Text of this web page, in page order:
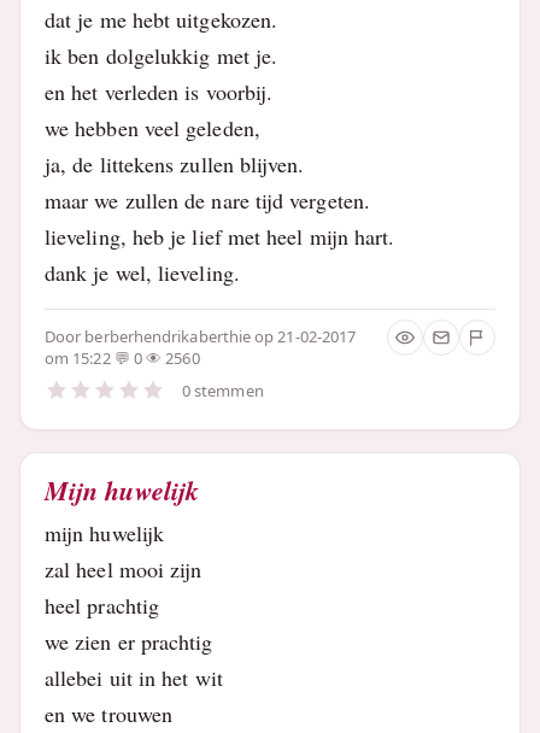
dat je me hebt uitgekozen.
ik ben dolgelukkig met je.
en het verleden is voorbij.
we hebben veel geleden,
ja, de littekens zullen blijven.
maar we zullen de nare tijd vergeten.
lieveling, heb je lief met heel mijn hart.
dank je wel, lieveling.
Door berberhendrikaberthieop 21-02-2017
om 15:22
0
2560
0 stemmen
Mijn huwelijk
mijn huwelijk
zal heel mooi zijn
heel prachtig
we zien er prachtig
allebei uit in het wit
en we trouwen